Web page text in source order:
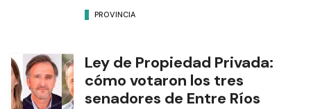
PROVINCIA
Ley de Propiedad Privada:
cómo votaron los tres
senadores de Entre Ríos